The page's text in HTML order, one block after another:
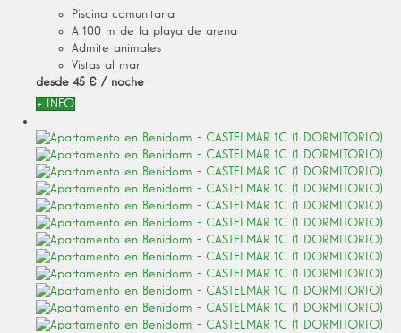
Piscina comunitaria
A 100 m de la playa de arena
Admite animales
Vistas al mar
desde 45 € / noche
+ INFO